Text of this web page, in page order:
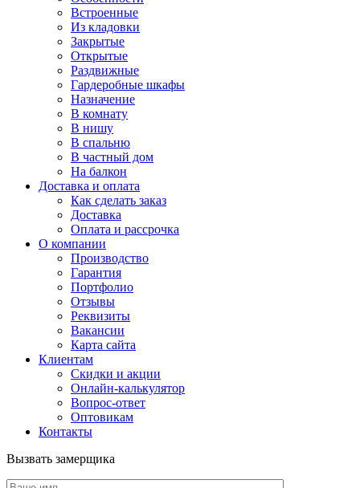
Встроенные
Из кладовки
Закрытые
Открытые
Раздвижные
Гардеробные шкафы
Назначение
В комнату
В нишу
В спальню
В частный дом
На балкон
Доставка и оплата
Как сделать заказ
Доставка
Оплата и рассрочка
О компании
Производство
Гарантия
Портфолио
Отзывы
Реквизиты
Вакансии
Карта сайта
Клиентам
Скидки и акции
Онлайн-калькулятор
Вопрос-ответ
Оптовикам
Контакты
Вызвать замерщика